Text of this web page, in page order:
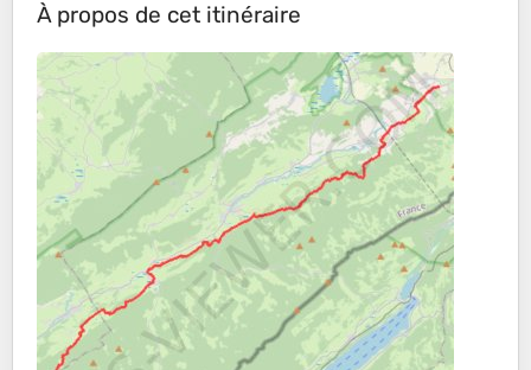
À propos de cet itinéraire